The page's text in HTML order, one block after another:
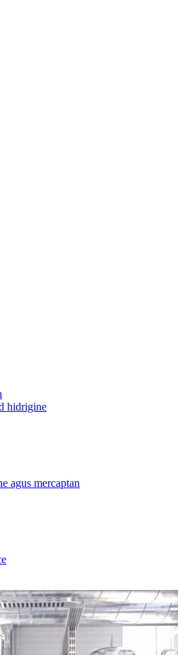
hidrigine
agus mercaptan